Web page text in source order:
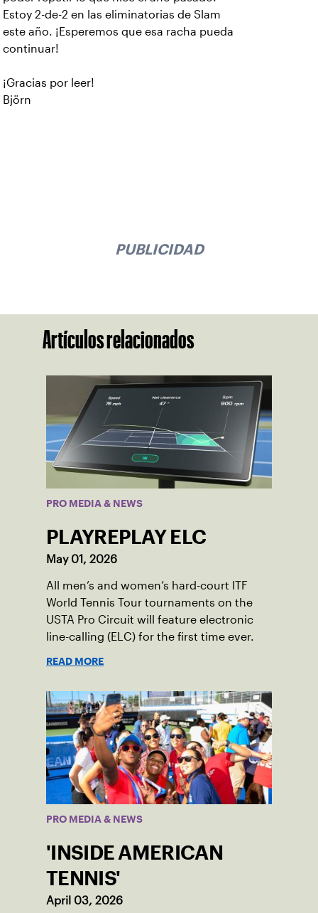
Estoy 2-de-2 en las eliminatorias de Slam
este año. ¡Esperemos que esa racha pueda
continuar!
¡Gracias por leer!
Björn
PUBLICIDAD
Artículos relacionados
PRO MEDIA & NEWS
PLAYREPLAY ELC
May 01, 2026
All men’s and women’s hard-court ITF
World Tennis Tour tournaments on the
USTA Pro Circuit will feature electronic
line-calling (ELC) for the first time ever.
READ MORE
PRO MEDIA & NEWS
'INSIDE AMERICAN
TENNIS'
April 03, 2026